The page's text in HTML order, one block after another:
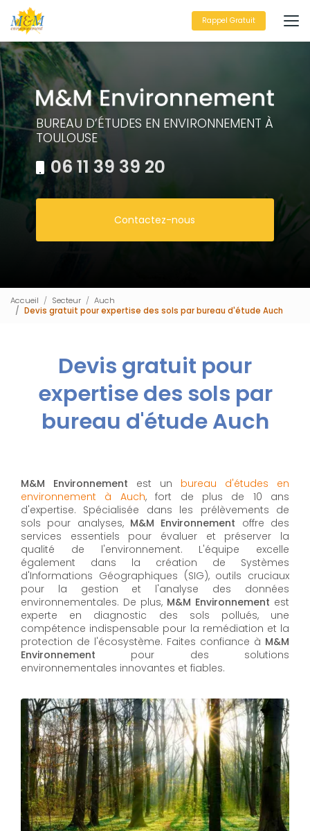
au
contenu
principal
Rappel Gratuit
BUREAU D’ÉTUDES EN ENVIRONNEMENT À
TOULOUSE
06 11 39 39 20
Contactez-nous
Accueil Secteur
Auch
Devis gratuit pour expertise des sols par bureau d'étude Auch
Devis gratuit pour
expertise des sols par
bureau d'étude Auch
M&M Environnement est un bureau d'études en
environnement à Auch, fort de plus de 10 ans
d'expertise. Spécialisée dans les prélèvements de
sols pour analyses, M&M Environnement offre des
services essentiels pour évaluer et préserver la
qualité de l'environnement. L'équipe excelle
également dans la création de Systèmes
d'Informations Géographiques (SIG), outils cruciaux
pour la gestion et l'analyse des données
environnementales. De plus, M&M Environnement est
experte en diagnostic des sols pollués, une
compétence indispensable pour la remédiation et la
protection de l'écosystème. Faites confiance à M&M
Environnement pour des solutions
environnementales innovantes et fiables.